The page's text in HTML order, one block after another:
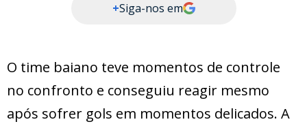
+Siga-nos em
O time baiano teve momentos de controle
no confronto e conseguiu reagir mesmo
após sofrer gols em momentos delicados. A